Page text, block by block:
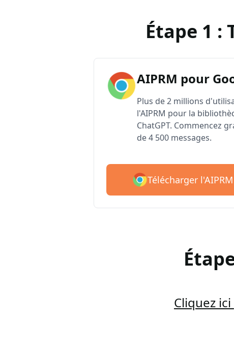
Étape 1
AIPRM pour
Plus de 2 millions
l'AIPRM pour la
ChatGPT. Commencez
de 4 500 messages.
Télécharger
Cliquez